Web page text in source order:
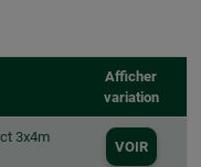
Afficher
variation
3x4m
VOIR